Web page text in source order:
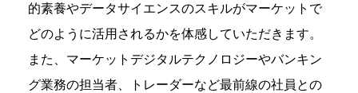
的素養やデータサイエンスのスキルがマーケットで
どのように活用されるかを体感していただきます。
また、マーケットデジタルテクノロジーやバンキン
グ業務の担当者、トレーダーなど最前線の社員との